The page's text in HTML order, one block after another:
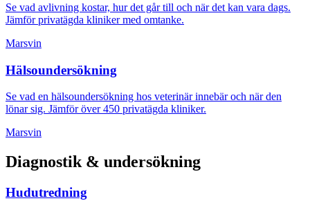
Se vad avlivning kostar, hur det går till och när det kan vara dags.
Jämför privatägda kliniker med omtanke.
Marsvin
Hälsoundersökning
Se vad en hälsoundersökning hos veterinär innebär och när den
lönar sig. Jämför över 450 privatägda kliniker.
Marsvin
Diagnostik & undersökning
Hudutredning